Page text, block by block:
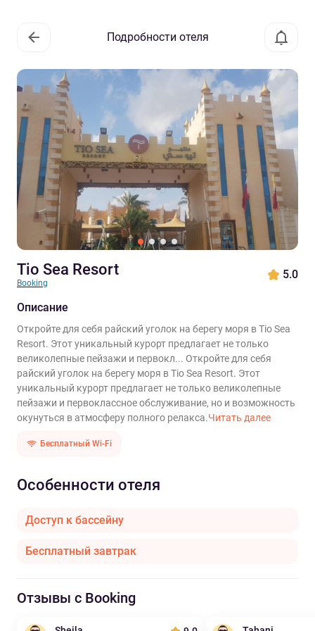
Подробности отеля
Tio Sea Resort
Booking
5.0
Описание
Откройте для себя райский уголок на берегу моря в Tio Sea
Resort. Этот уникальный курорт предлагает не только
великолепные пейзажи и первокл... Откройте для себя
райский уголок на берегу моря в Tio Sea Resort. Этот
уникальный курорт предлагает не только великолепные
пейзажи и первоклассное обслуживание, но и возможность
окунуться в атмосферу полного релакса.Читать далее
Бесплатный Wi-Fi
Особенности отеля
Доступ к бассейну
Бесплатный завтрак
Отзывы с Booking